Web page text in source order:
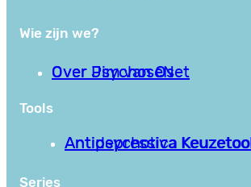
Wie zijn we?
Over PsychoseNet
Over Jim van Os
Tools
Antipsychotica Keuzetool
Antidepressiva Keuzetool
Series